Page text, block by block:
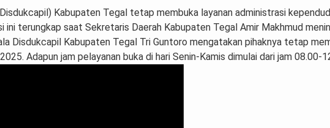
Kabupaten Tegal tetap membuka layanan administrasi
terungkap saat Sekretaris Daerah Kabupaten Tegal Amir Makhmud
Disdukcapil Kabupaten Tegal Tri Guntoro mengatakan pihaknya tetap
Adapun jam pelayanan buka di hari Senin-Kamis dimulai dari jam 08.00-